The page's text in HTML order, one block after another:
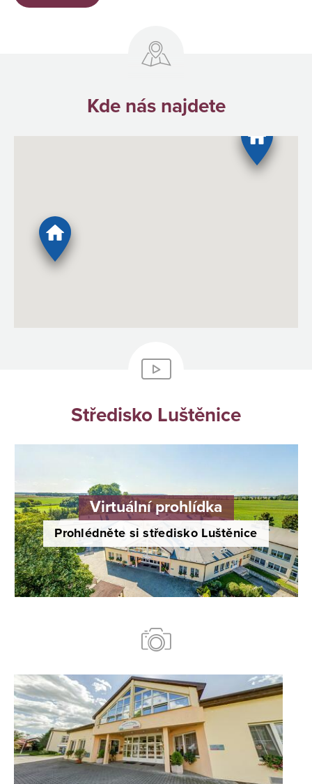
Kde nás najdete
Středisko Luštěnice
Virtuální prohlídka
Prohlédněte si středisko Luštěnice